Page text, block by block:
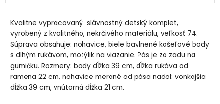
Kvalitne vypracovaný slávnostný detský komplet,
vyrobený z kvalitného, nekrčivého materiálu, veľkosť 74.
Súprava obsahuje: nohavice, biele bavlnené košeľové body
s dlhým rukávom, motýlik na viazanie. Pás je zo zadu na
gumičku. Rozmery: body dĺžka 39 cm, dĺžka rukáva od
ramena 22 cm, nohavice merané od pása nadol: vonkajšia
dĺžka 39 cm, vnútorná dĺžka 21 cm.